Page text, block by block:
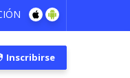
Inscribirse